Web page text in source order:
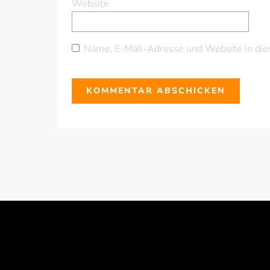
Website
Name, E-Mail-Adresse und Website in